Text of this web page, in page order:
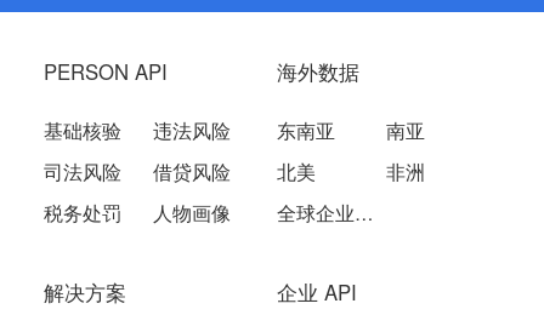
PERSON API
基础核验
违法风险
司法风险
借贷风险
税务处罚
人物画像
海外数据
东南亚
南亚
北美
非洲
全球企业数据
解决方案 企业 API